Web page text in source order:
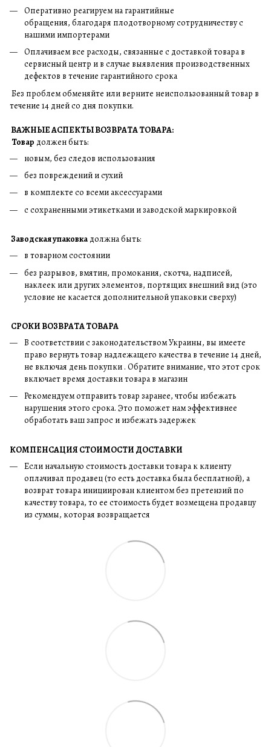
Оперативно реагируем на гарантийные
обращения, благодаря плодотворному сотрудничеству с
нашими импортерами
Оплачиваем все расходы, связанные с доставкой товара в
сервисный центр и в случае выявления производственных
дефектов в течение гарантийного срока
Без проблем обменяйте или верните неиспользованный товар в
течение 14 дней со дня покупки.
ВАЖНЫЕ АСПЕКТЫ ВОЗВРАТА ТОВАРА:
Товар должен быть:
новым, без следов использования
без повреждений и сухий
в комплекте со всеми аксессуарами
с сохраненными этикетками и заводской маркировкой
Заводская упаковка должна быть:
в товарном состоянии
без разрывов, вмятин, промокания, скотча, надписей,
наклеек или других элементов, портящих внешний вид (это
условие не касается дополнительной упаковки сверху)
СРОКИ ВОЗВРАТА ТОВАРА
В соответствии с законодательством Украины, вы имеете
право вернуть товар надлежащего качества в течение 14 дней,
не включая день покупки . Обратите внимание, что этот срок
включает время доставки товара в магазин
Рекомендуем отправить товар заранее, чтобы избежать
нарушения этого срока. Это поможет нам эффективнее
обработать ваш запрос и избежать задержек
КОМПЕНСАЦИЯ СТОИМОСТИ ДОСТАВКИ
Если начальную стоимость доставки товара к клиенту
оплачивал продавец (то есть доставка была бесплатной), а
возврат товара инициирован клиентом без претензий по
качеству товара, то ее стоимость будет возмещена продавцу
из суммы, которая возвращается